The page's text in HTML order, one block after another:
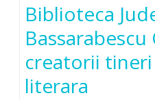
Biblioteca
creatorii
literara